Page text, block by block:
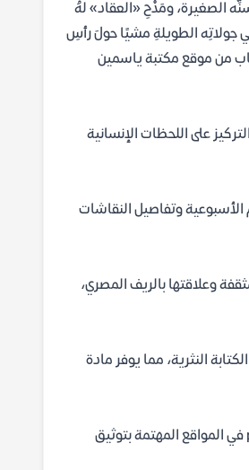
الصغيرة، ومَدْحِ «العقاد» لهُ
الطويلةِ مشيًا حولَ رأسِ
من موقع مكتبة ياسمين
على اللحظات الإنسانية
وتفاصيل النقاشات
وعلاقتها بالريف المصري،
النثرية، مما يوفر مادة
يمكن العثور على الكتاب في دور النشر الكبرى أو من خلال البحث عن خيار تحميل كتاب ذكريات لا مذكرات pdf في المواقع المهتمة بتوثيق